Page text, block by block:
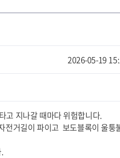
2026-05-19
고 지나갈 때마다 위험합니다.
전거길이 파이고 보도블록이 울퉁